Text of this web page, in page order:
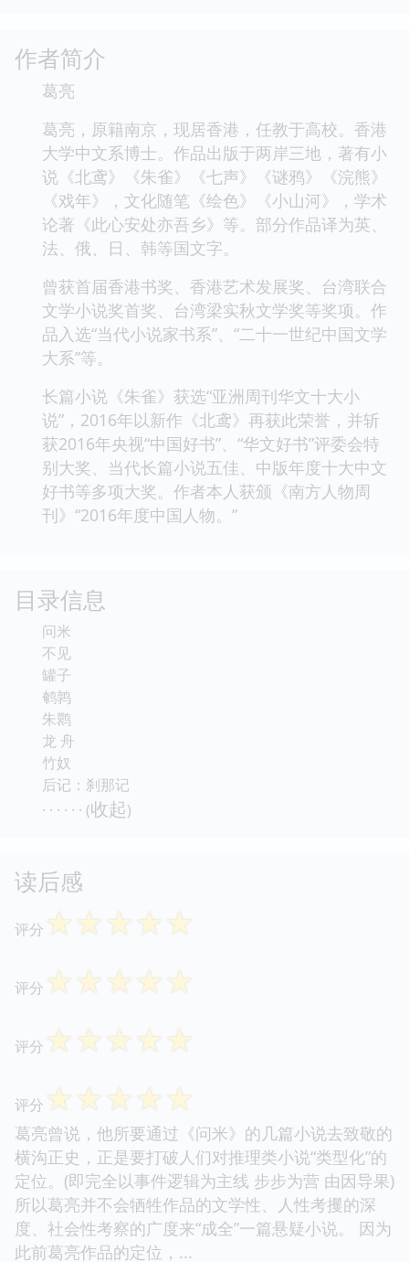
作者简介
葛亮
葛亮，原籍南京，现居香港，任教于高校。香港
大学中文系博士。作品出版于两岸三地，著有小
说《北鸢》《朱雀》《七声》《谜鸦》《浣熊》
《戏年》，文化随笔《绘色》《小山河》，学术
论著《此心安处亦吾乡》等。部分作品译为英、
法、俄、日、韩等国文字。
曾获首届香港书奖、香港艺术发展奖、台湾联合
文学小说奖首奖、台湾梁实秋文学奖等奖项。作
品入选“当代小说家书系”、“二十一世纪中国文学
大系”等。
长篇小说《朱雀》获选“亚洲周刊华文十大小
说”，2016年以新作《北鸢》再获此荣誉，并斩
获2016年央视“中国好书”、“华文好书”评委会特
别大奖、当代长篇小说五佳、中版年度十大中文
好书等多项大奖。作者本人获颁《南方人物周
刊》“2016年度中国人物。”
目录信息
问米
不见
罐子
鹌鹑
朱鹮
龙 舟
竹奴
后记：刹那记
· · · · · · (收起)
读后感
评分 ☆☆☆☆☆
评分 ☆☆☆☆☆
评分 ☆☆☆☆☆
评分 ☆☆☆☆☆
葛亮曾说，他所要通过《问米》的几篇小说去致敬的
横沟正史，正是要打破人们对推理类小说“类型化”的
定位。(即完全以事件逻辑为主线 步步为营 由因导果)
所以葛亮并不会牺牲作品的文学性、人性考攫的深
度、社会性考察的广度来“成全”一篇悬疑小说。 因为
此前葛亮作品的定位，...